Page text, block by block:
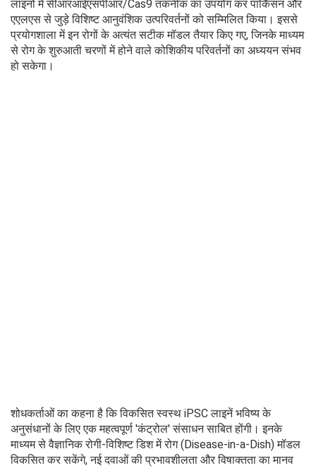
लाइनों में सीआरआईएसपीआर/Cas9 तकनीक का उपयोग कर पार्किंसन और
एएलएस से जुड़े विशिष्ट आनुवंशिक उत्परिवर्तनों को सम्मिलित किया। इससे
प्रयोगशाला में इन रोगों के अत्यंत सटीक मॉडल तैयार किए गए, जिनके माध्यम
से रोग के शुरुआती चरणों में होने वाले कोशिकीय परिवर्तनों का अध्ययन संभव
हो सकेगा।
शोधकर्ताओं का कहना है कि विकसित स्वस्थ iPSC लाइनें भविष्य के
अनुसंधानों के लिए एक महत्वपूर्ण 'कंट्रोल' संसाधन साबित होंगी। इनके
माध्यम से वैज्ञानिक रोगी-विशिष्ट डिश में रोग (Disease-in-a-Dish) मॉडल
विकसित कर सकेंगे, नई दवाओं की प्रभावशीलता और विषाक्तता का मानव